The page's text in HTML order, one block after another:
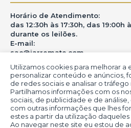
Utilizamos cookies para melhorar a
personalizar conteúdo e anúncios,
de redes sociais e analisar o tráfego
Partilhamos informações com os
sociais, de publicidade e de
com outras informações que lhes
estes a partir da utilização daqueles
Ao navegar neste site eu estou de
Horário de Atendimento:
das 12:30h às 17:30h, das
durante os leilões.
E-mail:
sac@iarremate.com
ONDE ESTAMOS
R. Heitor Modesto, 28 - Estação
CEP: 37470-000